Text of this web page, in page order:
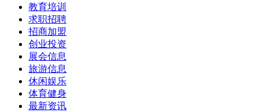
教育培训
求职招聘
招商加盟
创业投资
展会信息
旅游信息
休闲娱乐
体育健身
最新资讯